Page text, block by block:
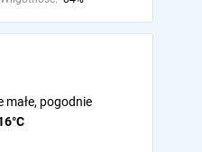
małe, pogodnie